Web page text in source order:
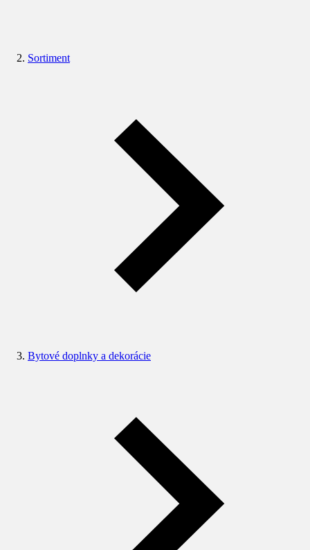
Sortiment
Bytové doplnky a dekorácie